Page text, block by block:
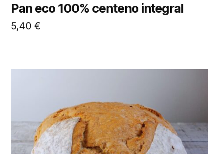
Pan eco 100% centeno integral
5,40€